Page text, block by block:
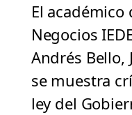
El académico
Negocios
Andrés Bello,
se muestra
ley del